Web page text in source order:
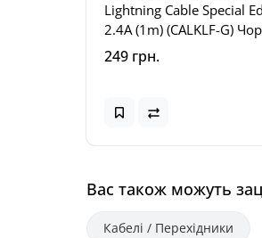
Lightning Cable Special
2.4A (1m) (CALKLF-G)
Червоний
249 грн.
Вас також можуть
Кабелі / Перехідники